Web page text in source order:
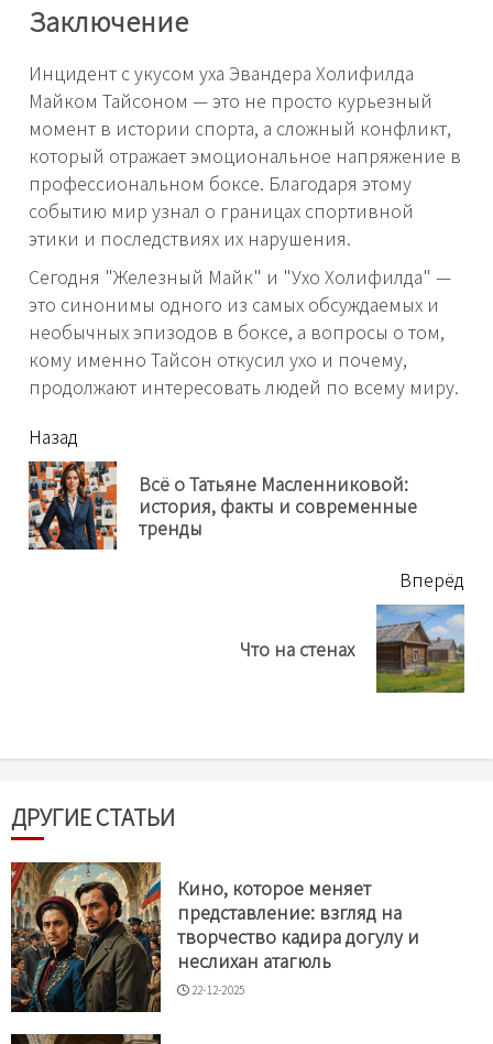
Заключение
Инцидент с укусом уха Эвандера Холифилда
Майком Тайсоном — это не просто курьезный
момент в истории спорта, а сложный конфликт,
который отражает эмоциональное напряжение в
профессиональном боксе. Благодаря этому
событию мир узнал о границах спортивной
этики и последствиях их нарушения.
Сегодня "Железный Майк" и "Ухо Холифилда" —
это синонимы одного из самых обсуждаемых и
необычных эпизодов в боксе, а вопросы о том,
кому именно Тайсон откусил ухо и почему,
продолжают интересовать людей по всему миру.
читать
еще
Назад
Всё о Татьяне Масленниковой:
история, факты и современные
тренды
Вперёд
Что на стенах
ДРУГИЕ СТАТЬИ
Кино, которое меняет
представление: взгляд на
творчество кадира догулу и
неслихан атагюль
22-12-2025